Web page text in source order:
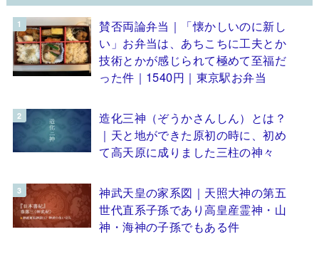
賛否両論弁当｜「懐かしいのに新し
い」お弁当は、あちこちに工夫とか
技術とかが感じられて極めて至福だ
った件｜1540円｜東京駅お弁当
造化三神（ぞうかさんしん）とは？
｜天と地ができた原初の時に、初め
て高天原に成りました三柱の神々
神武天皇の家系図｜天照大神の第五
世代直系子孫であり高皇産霊神・山
神・海神の子孫でもある件